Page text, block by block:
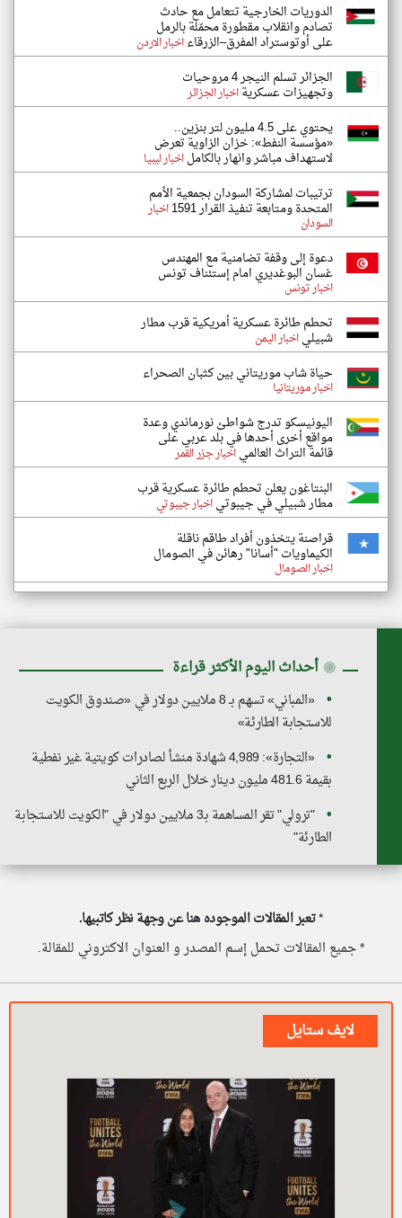
الدوريات الخارجية تتعامل مع حادث
تصادم وانقلاب مقطورة محمّلة بالرمل
على أوتوستراد المفرق–الزرقاءاخبار الاردن
الجزائر تسلم النيجر 4 مروحيات
وتجهيزات عسكريةاخبار الجزائر
يحتوي على 4.5 مليون لتر بنزين..
«مؤسسة النفط»: خزان الزاوية تعرض
لاستهداف مباشر وانهار بالكاملاخبار ليبيا
ترتيبات لمشاركة السودان بجمعية الأمم
المتحدة ومتابعة تنفيذ القرار 1591 اخبار
السودان
دعوة إلى وقفة تضامنية مع المهندس
غسان البوغديري امام إستئناف تونس
اخبار تونس
تحطم طائرة عسكرية أمريكية قرب مطار
شبيلياخبار اليمن
حياة شاب موريتاني بين كثبان الصحراء
اخبار موريتانيا
اليونيسكو تدرج شواطئ نورماندي وعدة
مواقع أخرى أحدها في بلد عربي على
قائمة التراث العالمياخبار جزر القمر
البنتاغون يعلن تحطم طائرة عسكرية قرب
مطار شبيلي في جيبوتياخبار جيبوتي
قراصنة يتخذون أفراد طاقم ناقلة
الكيماويات "أسانا" رهائن في الصومال
اخبار الصومال
◉ أحداث اليوم الأكثر قراءة
«المباني» تسهم بـ 8 ملايين دولار في «صندوق الكويت
للاستجابة الطارئة»
«التجارة»: 4,989 شهادة منشأ لصادرات كويتية غير نفطية
بقيمة 481.6 مليون دينار خلال الربع الثاني
"ترولي" تقر المساهمة بـ3 ملايين دولار في "الكويت للاستجابة
الطارئة"
*تعبر المقالات الموجوده هنا عن وجهة نظر كاتبيها.
* جميع المقالات تحمل إسم المصدر و العنوان الاكتروني للمقالة.
لايف ستايل